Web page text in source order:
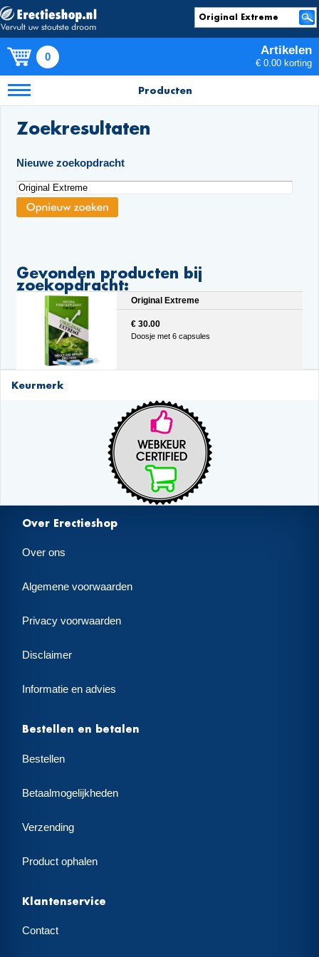
0 Artikelen
€ 0.00 korting
Producten
Zoekresultaten
Nieuwe zoekopdracht
Gevonden producten bij
zoekopdracht:
Original Extreme
€ 30.00
Doosje met 6 capsules
Keurmerk
Over Erectieshop
Over ons
Algemene voorwaarden
Privacy voorwaarden
Disclaimer
Informatie en advies
Bestellen en betalen
Bestellen
Betaalmogelijkheden
Verzending
Product ophalen
Klantenservice
Contact